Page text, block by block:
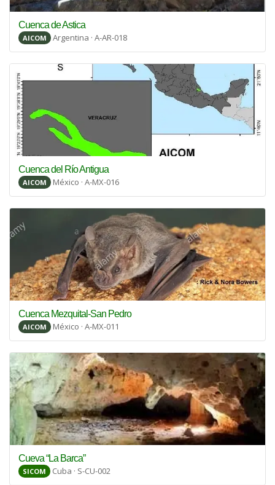
Cuenca de Astica
AICOM Argentina · A-AR-018
Cuenca del Río Antigua
AICOM México · A-MX-016
Cuenca Mezquital-San Pedro
AICOM México · A-MX-011
Cueva “La Barca”
SICOM Cuba · S-CU-002